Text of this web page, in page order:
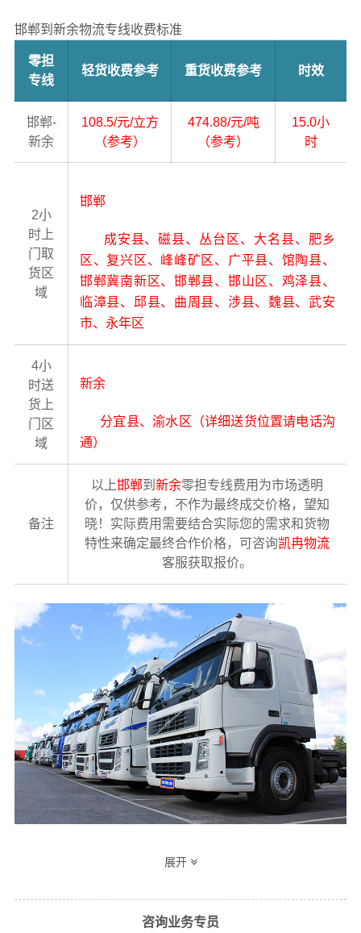
邯郸到新余物流专线收费标准
零担
专线
轻货收费参考 重货收费参考 时效
邯郸-
新余
108.5/元/立方
（参考）
474.88/元/吨
（参考）
15.0小
时
2小
时上
门取
货区
域
邯郸
成安县、磁县、丛台区、大名县、肥乡
区、复兴区、峰峰矿区、广平县、馆陶县、
邯郸冀南新区、邯郸县、邯山区、鸡泽县、
临漳县、邱县、曲周县、涉县、魏县、武安
市、永年区
4小
时送
货上
门区
域
新余
分宜县、渝水区（详细送货位置请电话沟
通）
备注
以上邯郸到新余零担专线费用为市场透明
价，仅供参考，不作为最终成交价格，望知
晓！实际费用需要结合实际您的需求和货物
特性来确定最终合作价格，可咨询凯冉物流
客服获取报价。
邯郸到新余物流公司整车运输收费标准
运输
单价 里程 总价
展开
咨询业务专员